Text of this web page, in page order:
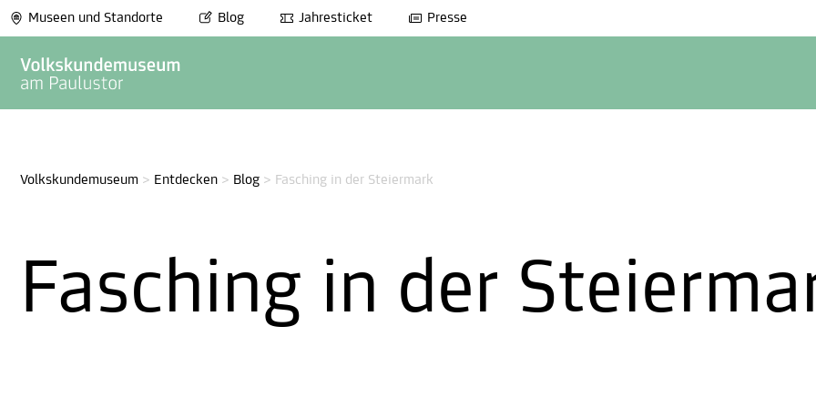
Museen und Standorte Blog Jahresticket Presse
Volkskundemuseum > Entdecken > Blog > Fasching in der Steiermark
Fasching in der